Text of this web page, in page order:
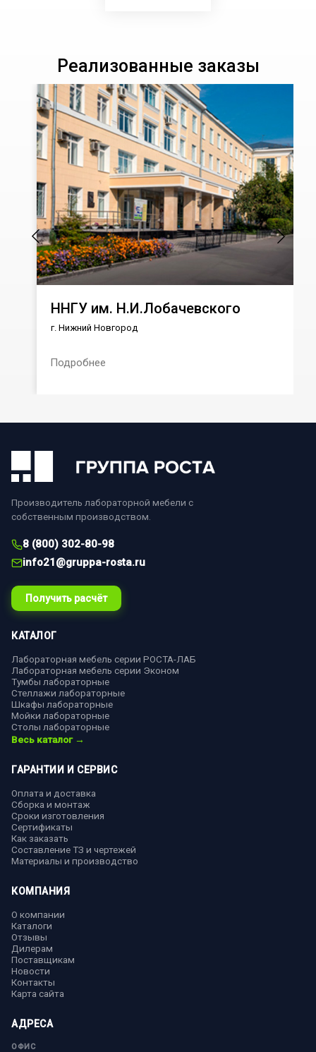
Реализованные заказы
ННГУ им. Н.И.Лобачевского
г. Нижний Новгород
Подробнее
Производитель лабораторной мебели с
собственным производством.
8 (800) 302-80-98
info21@gruppa-rosta.ru
Получить расчёт
КАТАЛОГ
Лабораторная мебель серии РОСТА-ЛАБ
Лабораторная мебель серии Эконом
Тумбы лабораторные
Стеллажи лабораторные
Шкафы лабораторные
Мойки лабораторные
Столы лабораторные
Весь каталог →
ГАРАНТИИ И СЕРВИС
Оплата и доставка
Сборка и монтаж
Сроки изготовления
Сертификаты
Как заказать
Составление ТЗ и чертежей
Материалы и производство
КОМПАНИЯ
О компании
Каталоги
Отзывы
Дилерам
Поставщикам
Новости
Контакты
Карта сайта
АДРЕСА
ОФИС